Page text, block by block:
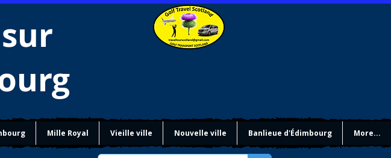
Mille Royal Vieille ville Nouvelle ville Banlieue d'Édimbourg More...